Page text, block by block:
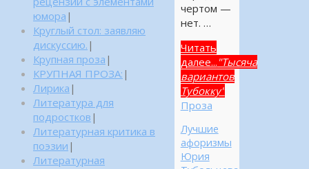
чертом —
нет. …
Читать
далее... "Тысяча
вариантов
Тубокку"
Проза
Лучшие
афоризмы
Юрия
юмора |
Круглый стол: заявляю
дискуссию. |
Крупная проза |
КРУПНАЯ ПРОЗА: |
Лирика |
Литература для
подростков |
Литературная критика в
поэзии |
Литературная